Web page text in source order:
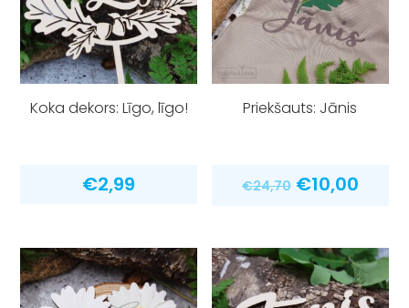
Koka dekors: Līgo, līgo!
€2,99
Priekšauts: Jānis
€24,70 Original
€24,70.
€10,00